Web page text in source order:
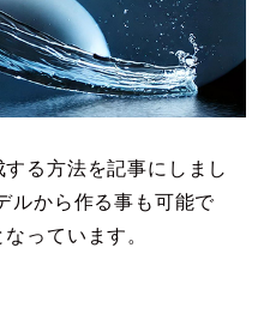
る方法を記事にしまし
ルから作る事も可能で
っています。